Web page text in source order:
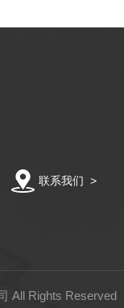
联系我们 >
All Rights Reserved